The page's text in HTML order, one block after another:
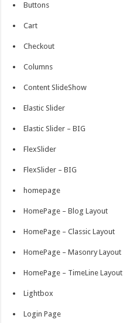
Buttons
Cart
Checkout
Columns
Content SlideShow
Elastic Slider
Elastic Slider – BIG
FlexSlider
FlexSlider – BIG
homepage
HomePage – Blog Layout
HomePage – Classic Layout
HomePage – Masonry Layout
HomePage – TimeLine Layout
Lightbox
Login Page